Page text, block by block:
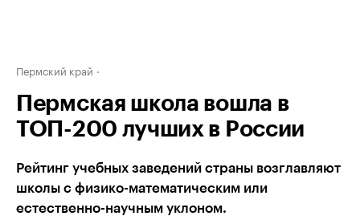
Пермский край
Пермская школа вошла в
ТОП-200 лучших в России
Рейтинг учебных заведений страны возглавляют
школы с физико-математическим или
естественно-научным уклоном.